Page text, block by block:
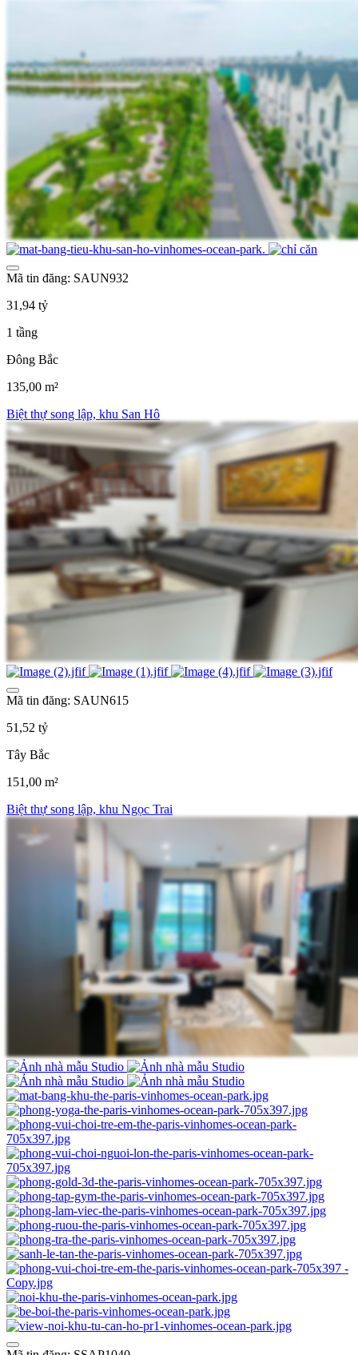
Mã tin đăng: SAUN932
31,94 tỷ
1 tầng
Đông Bắc
135,00 m²
Biệt thự song lập, khu San Hô
Mã tin đăng: SAUN615
51,52 tỷ
Tây Bắc
151,00 m²
Biệt thự song lập, khu Ngọc Trai